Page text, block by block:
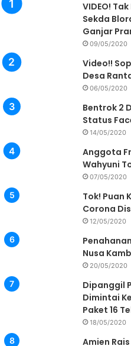
VIDEO!
Sekda
Ganjar
09/05/2020
Video!!
Desa
06/05/2020
Bentrok 2
Status
14/05/2020
Anggota
Wahyuni
07/05/2020
Tok! Puan
Corona
12/05/2020
Nusa
20/05/2020
Dipanggil
Dimintai
Paket 16
18/05/2020
Amien